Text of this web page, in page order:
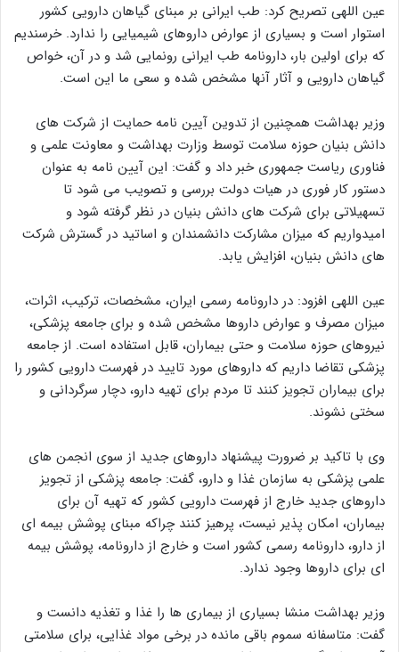
عین اللهی تصریح کرد: طب ایرانی بر مبنای گیاهان دارویی کشور
استوار است و بسیاری از عوارض داروهای شیمیایی را ندارد. خرسندیم
که برای اولین بار، دارونامه طب ایرانی رونمایی شد و در آن، خواص
گیاهان دارویی و آثار آنها مشخص شده و سعی ما این است.
وزیر بهداشت همچنین از تدوین آیین نامه حمایت از شرکت های
دانش بنیان حوزه سلامت توسط وزارت بهداشت و معاونت علمی و
فناوری ریاست جمهوری خبر داد و گفت: این آیین نامه به عنوان
دستور کار فوری در هیات دولت بررسی و تصویب می شود تا
تسهیلاتی برای شرکت های دانش بنیان در نظر گرفته شود و
امیدواریم که میزان مشارکت دانشمندان و اساتید در گسترش شرکت
های دانش بنیان، افزایش یابد.
عین اللهی افزود: در دارونامه رسمی ایران، مشخصات، ترکیب، اثرات،
میزان مصرف و عوارض داروها مشخص شده و برای جامعه پزشکی،
نیروهای حوزه سلامت و حتی بیماران، قابل استفاده است. از جامعه
پزشکی تقاضا داریم که داروهای مورد تایید در فهرست دارویی کشور را
برای بیماران تجویز کنند تا مردم برای تهیه دارو، دچار سرگردانی و
سختی نشوند.
وی با تاکید بر ضرورت پیشنهاد داروهای جدید از سوی انجمن های
علمی پزشکی به سازمان غذا و دارو، گفت: جامعه پزشکی از تجویز
داروهای جدید خارج از فهرست دارویی کشور که تهیه آن برای
بیماران، امکان پذیر نیست، پرهیز کنند چراکه مبنای پوشش بیمه ای
از دارو، دارونامه رسمی کشور است و خارج از دارونامه، پوشش بیمه
ای برای داروها وجود ندارد.
وزیر بهداشت منشا بسیاری از بیماری ها را غذا و تغذیه دانست و
گفت: متاسفانه سموم باقی مانده در برخی مواد غذایی، برای سلامتی